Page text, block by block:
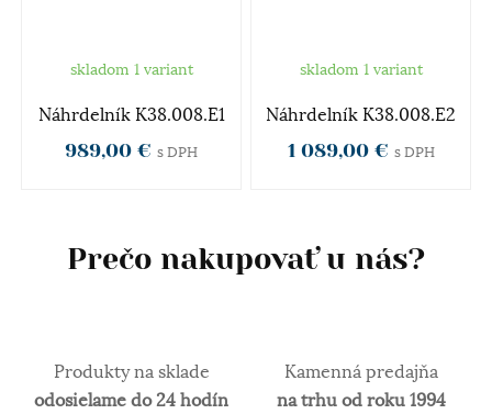
skladom 1 variant
Náhrdelník K38.008.E1
989,00 € s DPH
skladom 1 variant
Náhrdelník K38.008.E2
1 089,00 € s DPH
Prečo nakupovať u nás?
Produkty na sklade
odosielame do 24 hodín
Kamenná predajňa
na trhu od roku 1994